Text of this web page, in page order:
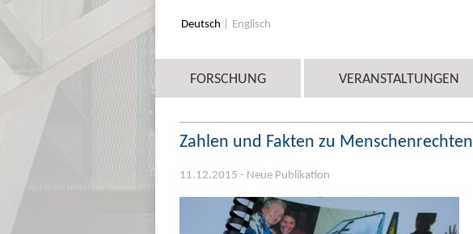
Deutsch Englisch
FORSCHUNG VERANSTALTUNGEN
Zahlen und Fakten zu Menschenrechten
11.12.2015 - Neue Publikation